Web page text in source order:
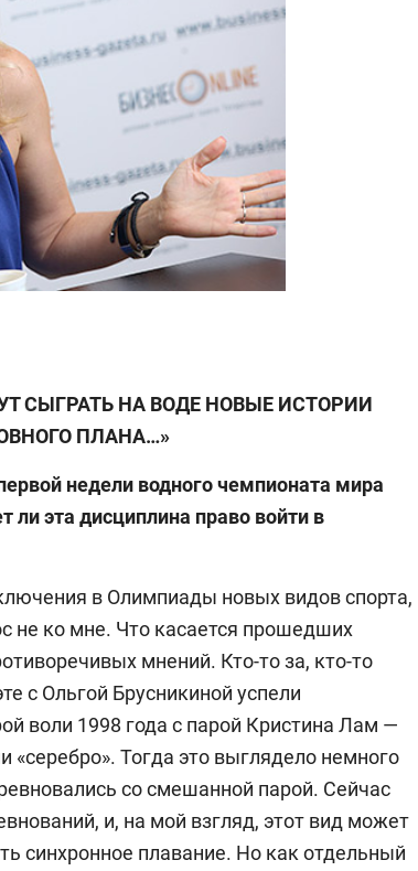
СЫГРАТЬ НА ВОДЕ НОВЫЕ ИСТОРИИ
ПЛАНА…»
недели водного чемпионата мира
эта дисциплина право войти в
в Олимпиады новых видов спорта,
не ко мне. Что касается прошедших
мнений. Кто-то за, кто-то
с Ольгой Брусникиной успели
воли 1998 года с парой Кристина Лам —
Тогда это выглядело немного
со смешанной парой. Сейчас
и, на мой взгляд, этот вид может
синхронное плавание. Но как отдельный